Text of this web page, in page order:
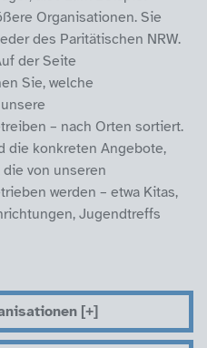
Organisationen. Sie
des Paritätischen NRW.
der Seite
Sie, welche
– nach Orten sortiert.
die konkreten Angebote,
von unseren
werden – etwa Kitas,
Jugendtreffs